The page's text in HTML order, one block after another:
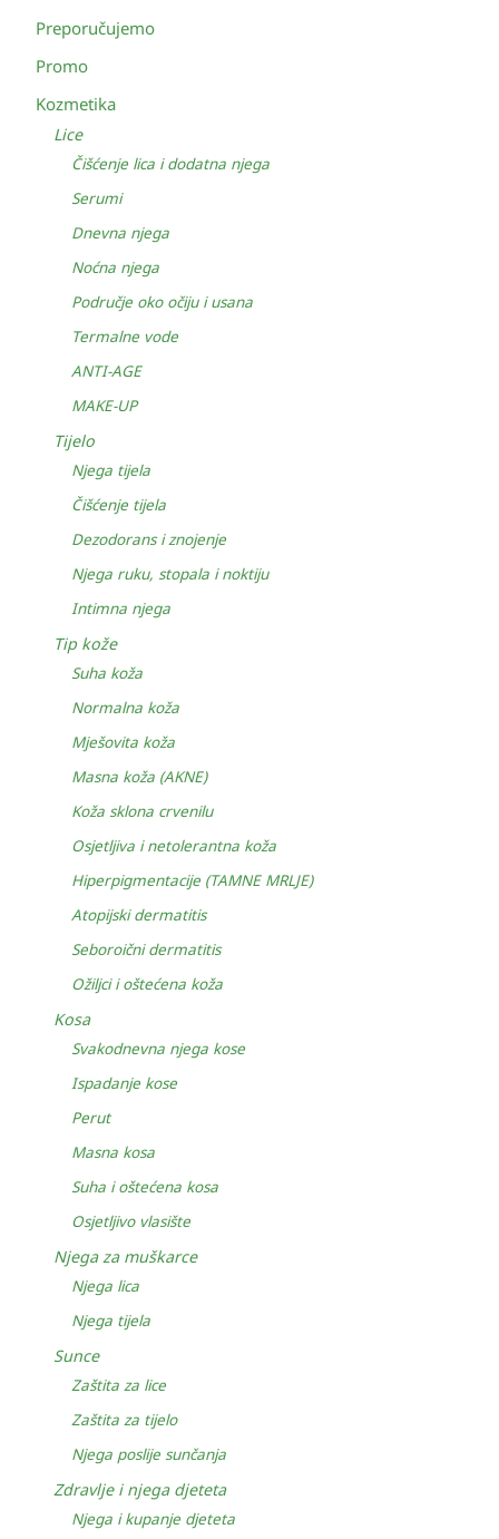
Preporučujemo
Promo
Kozmetika
Lice
Čišćenje lica i dodatna njega
Serumi
Dnevna njega
Noćna njega
Područje oko očiju i usana
Termalne vode
ANTI-AGE
MAKE-UP
Tijelo
Njega tijela
Čišćenje tijela
Dezodorans i znojenje
Njega ruku, stopala i noktiju
Intimna njega
Tip kože
Suha koža
Normalna koža
Mješovita koža
Masna koža (AKNE)
Koža sklona crvenilu
Osjetljiva i netolerantna koža
Hiperpigmentacije (TAMNE MRLJE)
Atopijski dermatitis
Seboroični dermatitis
Ožiljci i oštećena koža
Kosa
Svakodnevna njega kose
Ispadanje kose
Perut
Masna kosa
Suha i oštećena kosa
Osjetljivo vlasište
Njega za muškarce
Njega lica
Njega tijela
Sunce
Zaštita za lice
Zaštita za tijelo
Njega poslije sunčanja
Zdravlje i njega djeteta
Njega i kupanje djeteta